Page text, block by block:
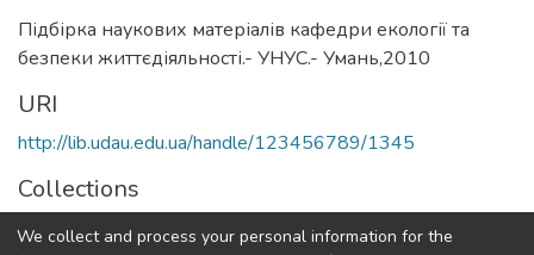
Підбірка наукових матеріалів кафедри екології та
безпеки життєдіяльності.- УНУС.- Умань,2010
URI
http://lib.udau.edu.ua/handle/123456789/1345
Collections
Кафедра екології
We collect and process your personal information for the